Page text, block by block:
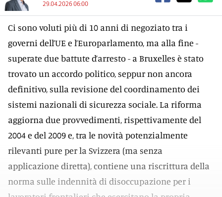
29.04.2026 06:00
Ci sono voluti più di 10 anni di negoziato tra i
governi dell’UE e l’Europarlamento, ma alla fine -
superate due battute d’arresto - a Bruxelles è stato
trovato un accordo politico, seppur non ancora
definitivo, sulla revisione del coordinamento dei
sistemi nazionali di sicurezza sociale. La riforma
aggiorna due provvedimenti, rispettivamente del
2004 e del 2009 e, tra le novità potenzialmente
rilevanti pure per la Svizzera (ma senza
applicazione diretta), contiene una riscrittura della
norma sulle indennità di disoccupazione per i